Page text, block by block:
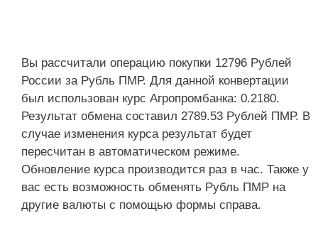
Вы рассчитали операцию покупки 12796 Рублей
России за Рубль ПМР. Для данной конвертации
был использован курс Агропромбанка: 0.2180.
Результат обмена составил 2789.53 Рублей ПМР. В
случае изменения курса результат будет
пересчитан в автоматическом режиме.
Обновление курса производится раз в час. Также у
вас есть возможность обменять Рубль ПМР на
другие валюты с помощью формы справа.